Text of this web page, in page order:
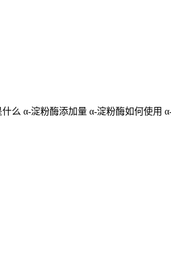
么 α-淀粉酶添加量 α-淀粉酶如何使用